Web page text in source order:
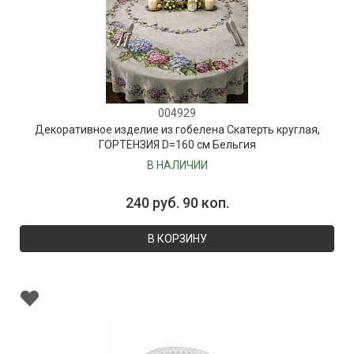
004929
Декоративное изделие из гобелена Скатерть круглая,
ГОРТЕНЗИЯ D=160 см Бельгия
В НАЛИЧИИ
240 руб. 90 коп.
В КОРЗИНУ